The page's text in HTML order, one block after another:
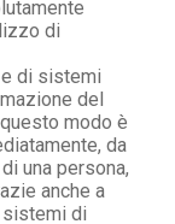
di
e di sistemi
del
modo è
da
una persona,
anche a
sistemi di